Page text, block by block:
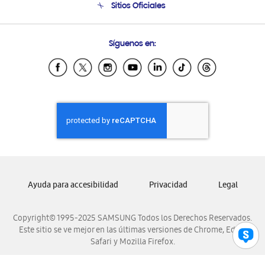
Condiciones de Compra
Soporte vía eMail
Sitios Oficiales
Samsung Ecuador
Samsung El Salvador
Samsung Honduras
Samsung Nicaragua
Samsung Panamá
Samsung Venezuela
Síguenos en:
Copyright© 1995-2025 SAMSUNG Todos los Derechos Reservados.
Este sitio se ve mejor en las últimas versiones de Chrome, Edge,
Safari y Mozilla Firefox.
Ayuda para accesibilidad Privacidad Legal